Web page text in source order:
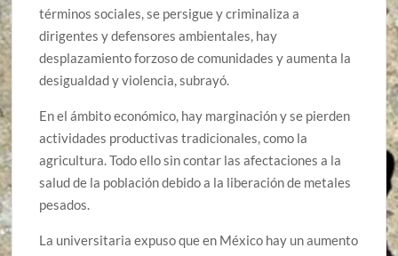
términos sociales, se persigue y criminaliza a
dirigentes y defensores ambientales, hay
desplazamiento forzoso de comunidades y aumenta la
desigualdad y violencia, subrayó.
En el ámbito económico, hay marginación y se pierden
actividades productivas tradicionales, como la
agricultura. Todo ello sin contar las afectaciones a la
salud de la población debido a la liberación de metales
pesados.
La universitaria expuso que en México hay un aumento